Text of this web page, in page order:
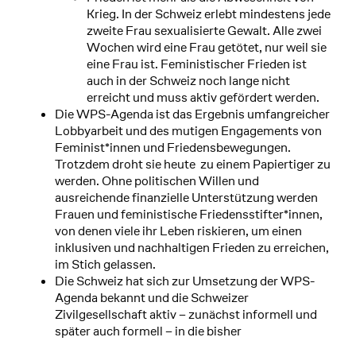
Krieg. In der Schweiz erlebt mindestens jede
zweite Frau sexualisierte Gewalt. Alle zwei
Wochen wird eine Frau getötet, nur weil sie
eine Frau ist. Feministischer Frieden ist
auch in der Schweiz noch lange nicht
erreicht und muss aktiv gefördert werden.
Die WPS-Agenda ist das Ergebnis umfangreicher
Lobbyarbeit und des mutigen Engagements von
Feminist*innen und Friedensbewegungen.
Trotzdem droht sie heute zu einem Papiertiger zu
werden. Ohne politischen Willen und
ausreichende finanzielle Unterstützung werden
Frauen und feministische Friedensstifter*innen,
von denen viele ihr Leben riskieren, um einen
inklusiven und nachhaltigen Frieden zu erreichen,
im Stich gelassen.
Die Schweiz hat sich zur Umsetzung der WPS-
Agenda bekannt und die Schweizer
Zivilgesellschaft aktiv – zunächst informell und
später auch formell – in die bisher